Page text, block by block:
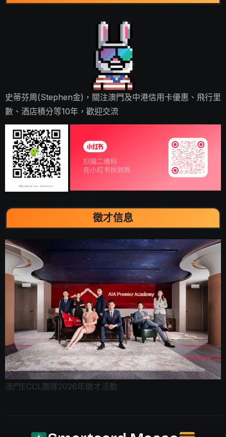
史蒂芬周(Stephen金)，關注澳門及中港信用卡優惠、飛行里
數、酒店積分等10年，歡迎交流
徵才信息
澳門ECCL團隊2026年徵才活動